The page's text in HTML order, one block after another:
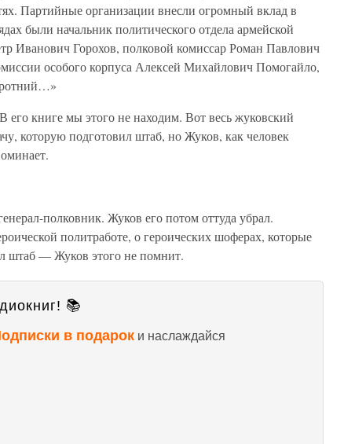
Партийные организации внесли огромный вклад в
были начальник политического отдела армейской
Иванович Горохов, полковой комиссар Роман Павлович
особого корпуса Алексей Михайлович Помогайло,
его книге мы этого не находим. Вот весь жуковский
которую подготовил штаб, но Жуков, как человек
полковник. Жуков его потом оттуда убрал.
политработе, о героических шоферах, которые
штаб — Жуков этого не помнит.
📚
в подарок и наслаждайся